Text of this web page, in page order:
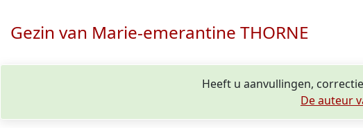
Gezin van Marie-emerantine THORNE
Heeft u aanvullingen,
De auteur